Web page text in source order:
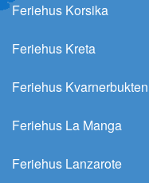
Feriehus Korsika
Feriehus Kreta
Feriehus Kvarnerbukten
Feriehus La Manga
Feriehus Lanzarote